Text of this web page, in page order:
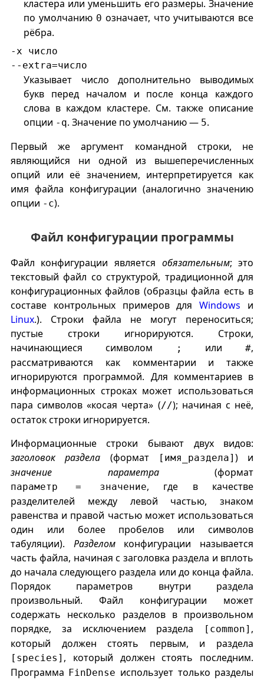
кластера или уменьшить его размеры. Значение
по умолчанию 0 означает, что учитываются все
рёбра.
-x число
--extra=число
Указывает число дополнительно выводимых
букв перед началом и после конца каждого
слова в каждом кластере. См. также описание
опции -q. Значение по умолчанию — 5.
Первый же аргумент командной строки, не
являющийся ни одной из вышеперечисленных
опций или её значением, интерпретируется как
имя файла конфигурации (аналогично значению
опции -c).
Файл конфигурации программы
Файл конфигурации является обязательным; это
текстовый файл со структурой, традиционной для
конфигурационных файлов (образцы файла есть в
составе контрольных примеров дляWindows и
Linux.). Строки файла не могут переноситься;
пустые строки игнорируются. Строки,
начинающиеся символом
; или#,
рассматриваются как комментарии и также
игнорируются программой. Для комментариев в
информационных строках может использоваться
пара символов «косая черта» (//); начиная с неё,
остаток строки игнорируется.
Информационные строки бывают двух видов:
заголовок раздела (формат [имя_раздела] ) и
значение параметра(формат
параметр = значение, где в качестве
разделителей между левой частью, знаком
равенства и правой частью может использоваться
один или более пробелов или символов
табуляции). Разделомконфигурации называется
часть файла, начиная с заголовка раздела и вплоть
до начала следующего раздела или до конца файла.
Порядок параметров внутри раздела
произвольный. Файл конфигурации может
содержать несколько разделов в произвольном
порядке, за исключением раздела
[common] ,
который должен стоять первым, и раздела
[species] , который должен стоять последним.
Программа FinDense использует только разделы